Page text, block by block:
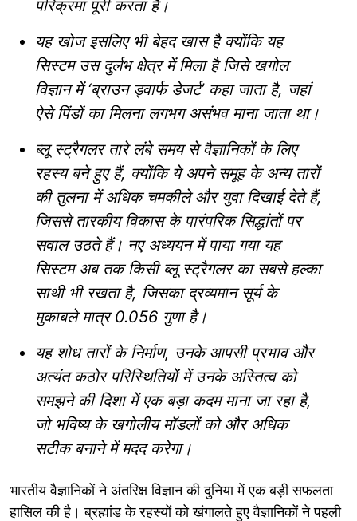
परिक्रमा पूरी करता है।
यह खोज इसलिए भी बेहद खास है क्योंकि यह
सिस्टम उस दुर्लभ क्षेत्र में मिला है जिसे खगोल
विज्ञान में ‘ब्राउन ड्वार्फ डेजर्ट’ कहा जाता है, जहां
ऐसे पिंडों का मिलना लगभग असंभव माना जाता था।
ब्लू स्ट्रैगलर तारे लंबे समय से वैज्ञानिकों के लिए
रहस्य बने हुए हैं, क्योंकि ये अपने समूह के अन्य तारों
की तुलना में अधिक चमकीले और युवा दिखाई देते हैं,
जिससे तारकीय विकास के पारंपरिक सिद्धांतों पर
सवाल उठते हैं। नए अध्ययन में पाया गया यह
सिस्टम अब तक किसी ब्लू स्ट्रैगलर का सबसे हल्का
साथी भी रखता है, जिसका द्रव्यमान सूर्य के
मुकाबले मात्र 0.056 गुणा है।
यह शोध तारों के निर्माण, उनके आपसी प्रभाव और
अत्यंत कठोर परिस्थितियों में उनके अस्तित्व को
समझने की दिशा में एक बड़ा कदम माना जा रहा है,
जो भविष्य के खगोलीय मॉडलों को और अधिक
सटीक बनाने में मदद करेगा।
भारतीय वैज्ञानिकों ने अंतरिक्ष विज्ञान की दुनिया में एक बड़ी सफलता
हासिल की है। ब्रह्मांड के रहस्यों को खंगालते हुए वैज्ञानिकों ने पहली